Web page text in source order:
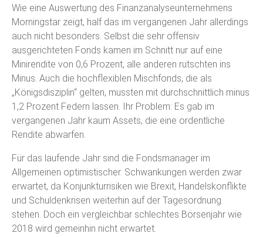
Wie eine Auswertung des Finanzanalyseunternehmens
Morningstar zeigt, half das im vergangenen Jahr allerdings
auch nicht besonders. Selbst die sehr offensiv
ausgerichteten Fonds kamen im Schnitt nur auf eine
Minirendite von 0,6 Prozent, alle anderen rutschten ins
Minus. Auch die hochflexiblen Mischfonds, die als
„Königsdisziplin“ gelten, mussten mit durchschnittlich minus
1,2 Prozent Federn lassen. Ihr Problem: Es gab im
vergangenen Jahr kaum Assets, die eine ordentliche
Rendite abwarfen.
Für das laufende Jahr sind die Fondsmanager im
Allgemeinen optimistischer. Schwankungen werden zwar
erwartet, da Konjunkturrisiken wie Brexit, Handelskonflikte
und Schuldenkrisen weiterhin auf der Tagesordnung
stehen. Doch ein vergleichbar schlechtes Börsenjahr wie
2018 wird gemeinhin nicht erwartet.